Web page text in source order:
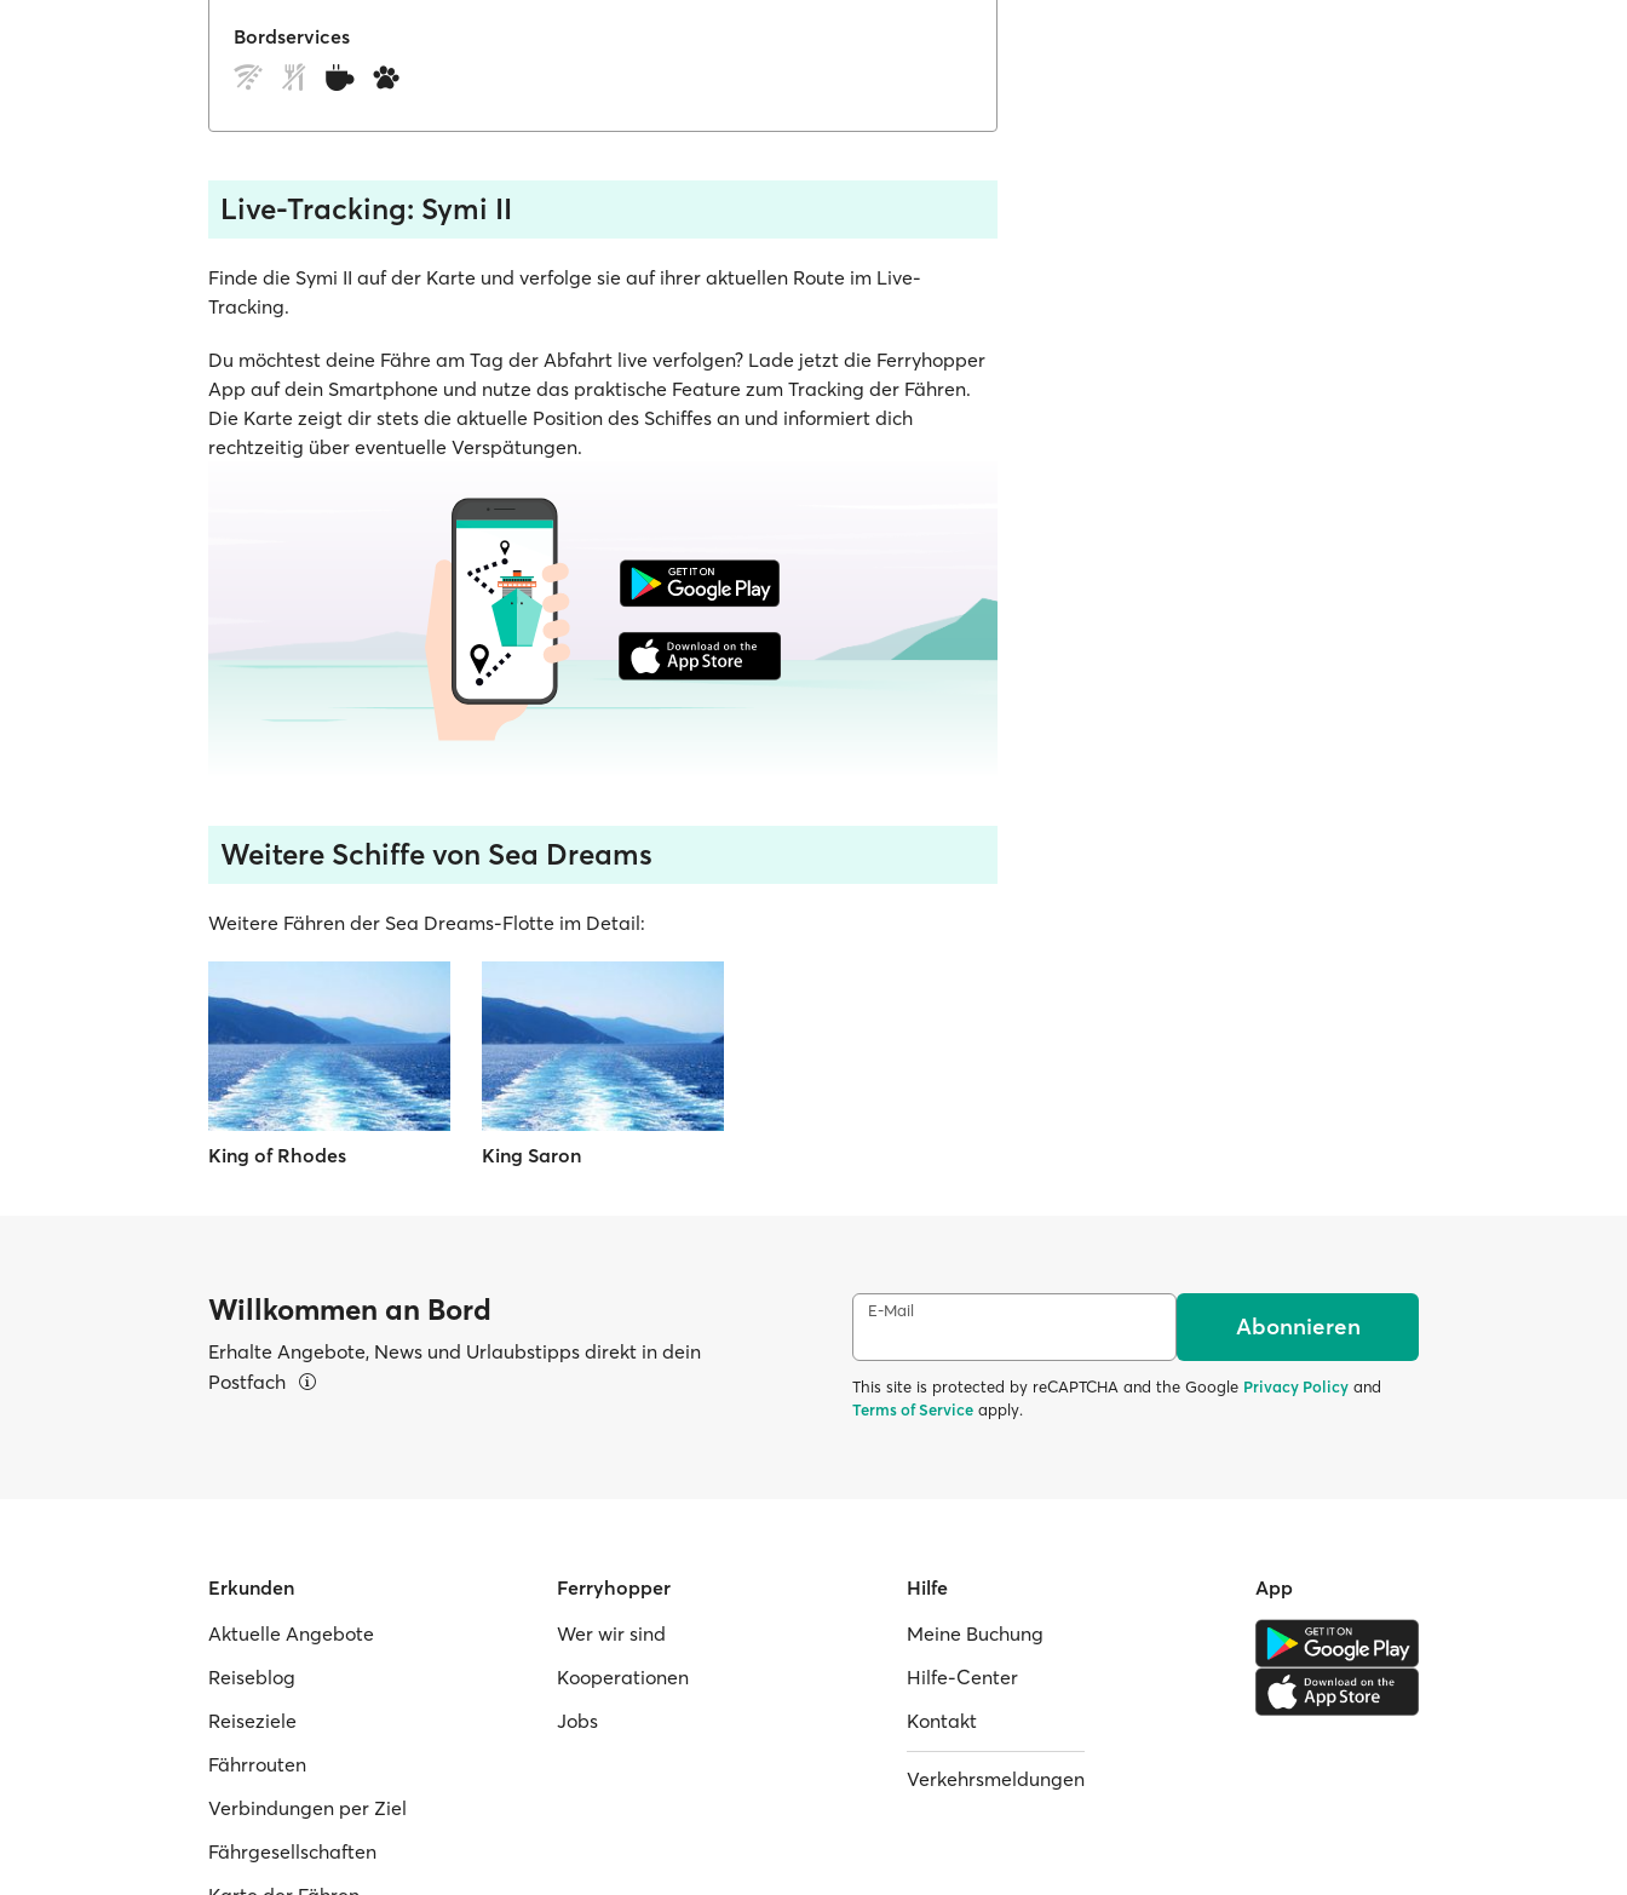
Bordservices
Live-Tracking: Symi II
Finde die Symi II auf der Karte und verfolge sie auf ihrer aktuellen Route im Live-
Tracking.
Du möchtest deine Fähre am Tag der Abfahrt live verfolgen? Lade jetzt die Ferryhopper
App auf dein Smartphone und nutze das praktische Feature zum Tracking der Fähren.
Die Karte zeigt dir stets die aktuelle Position des Schiffes an und informiert dich
rechtzeitig über eventuelle Verspätungen.
Weitere Schiffe von Sea Dreams
Weitere Fähren der Sea Dreams-Flotte im Detail:
King of Rhodes King Saron
Willkommen an Bord
Erhalte Angebote, News und Urlaubstipps direkt in dein
Postfach
E-Mail
Abonnieren
This site is protected by reCAPTCHA and the Google Privacy Policy and
Terms of Service apply.
Erkunden
Aktuelle Angebote
Reiseblog
Reiseziele
Fährrouten
Verbindungen per Ziel
Fährgesellschaften
Ferryhopper
Wer wir sind
Kooperationen
Jobs
Hilfe
Meine Buchung
Hilfe-Center
Kontakt
Verkehrsmeldungen
App